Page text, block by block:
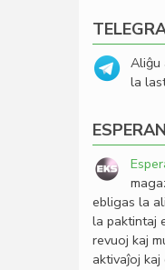
Aliĝu
la
ebligas la
la paktintaj
revuoj kaj
aktivaĵoj